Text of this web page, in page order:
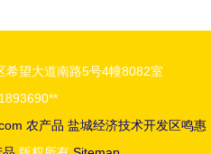
希望大道南路5号4幢8082室
农产品 盐城经济技术开发区鸣惠